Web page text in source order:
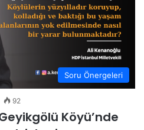
Soru Önergeleri
92
Köyü’nde